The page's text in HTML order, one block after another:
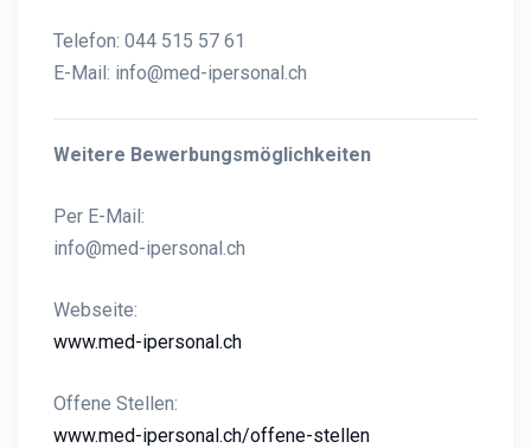
Telefon: 044 515 57 61
E-Mail: info@med-ipersonal.ch
Weitere Bewerbungsmöglichkeiten
Per E-Mail:
info@med-ipersonal.ch
Webseite:
www.med-ipersonal.ch
Offene Stellen:
www.med-ipersonal.ch/offene-stellen